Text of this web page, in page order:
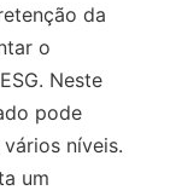
da
o
Neste
pode
níveis.
um